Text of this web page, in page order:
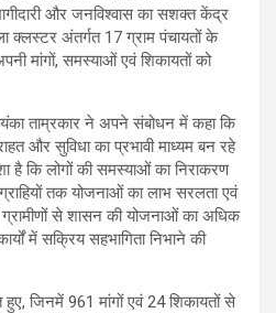
और जनविश्वास का सशक्त केंद्र
क्लस्टर अंतर्गत 17 ग्राम पंचायतों के
मांगों, समस्याओं एवं शिकायतों को
ताम्रकार ने अपने संबोधन में कहा कि
और सुविधा का प्रभावी माध्यम बन रहे
है कि लोगों की समस्याओं का निराकरण
तक योजनाओं का लाभ सरलता एवं
ग्रामीणों से शासन की योजनाओं का अधिक
में सक्रिय सहभागिता निभाने की
जिनमें 961 मांगों एवं 24 शिकायतों से